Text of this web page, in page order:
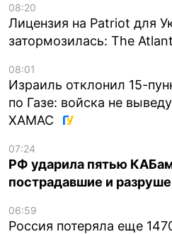
08:20
Лицензия на Patriot для
затормозилась: The
08:01
Израиль отклонил 15-
по Газе: войска не
ХАМАС
07:24
РФ ударила пятью
пострадавшие и
06:59
Россия потеряла еще